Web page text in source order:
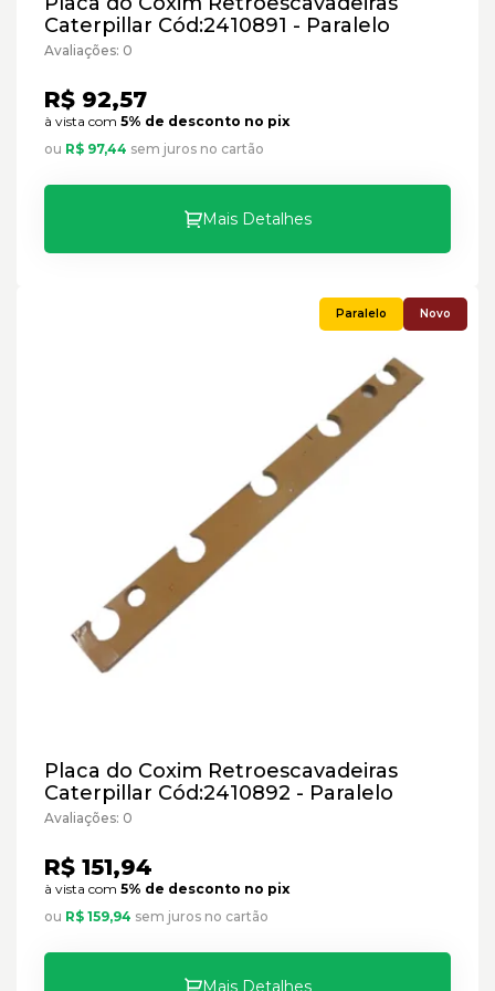
Caterpillar Cód:2410891 - Paralelo
Avaliações: 0
R$ 92,57
à vista com 5% de desconto no pix
ou R$ 97,44 sem juros no cartão
Mais Detalhes
Novo
Placa do Coxim Retroescavadeiras
Caterpillar Cód:2410892 - Paralelo
Avaliações: 0
R$ 151,94
à vista com 5% de desconto no pix
ou R$ 159,94 sem juros no cartão
Mais Detalhes